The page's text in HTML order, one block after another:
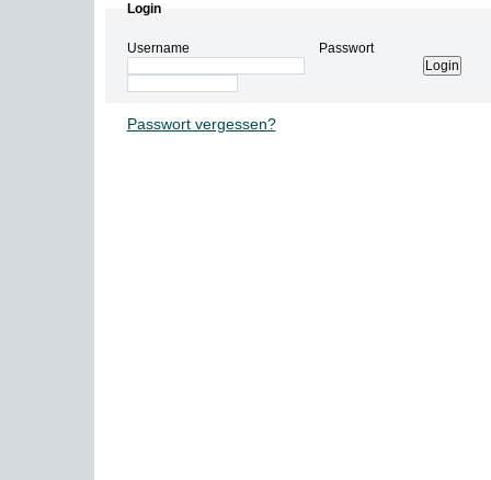
Login
Username Passwort
Passwort vergessen?